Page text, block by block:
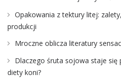
Opakowania z tektury litej:
produkcji
Mroczne oblicza literatury
Dlaczego śruta sojowa staje
diety koni?